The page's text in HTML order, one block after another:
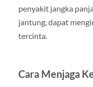
penyakit jangka
jantung, dapat
tercinta.
Cara Menjaga